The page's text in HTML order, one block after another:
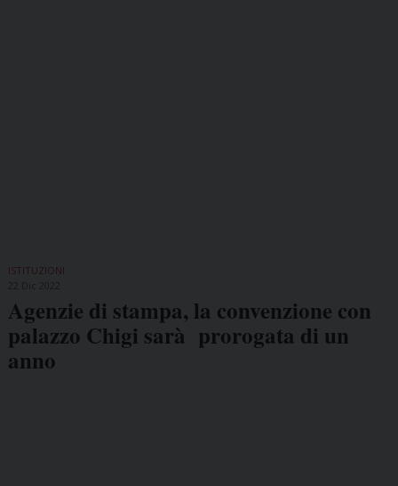
ISTITUZIONI
Agenzie di stampa, la convenzione con
palazzo Chigi sarà prorogata di un
anno